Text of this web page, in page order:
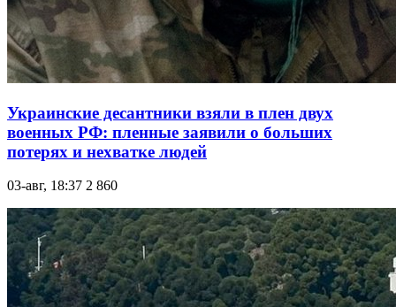
Украинские десантники взяли в плен двух
военных РФ: пленные заявили о больших
потерях и нехватке людей
03-авг, 18:37 2 860